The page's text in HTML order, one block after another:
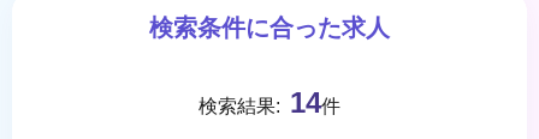
検索条件に合った求人
検索結果: 14件